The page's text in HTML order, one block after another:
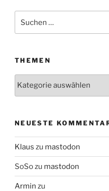
nach:
THEMEN
Themen
NEUESTE
Klaus zu mastodon
SoSozu mastodon
Armin zu